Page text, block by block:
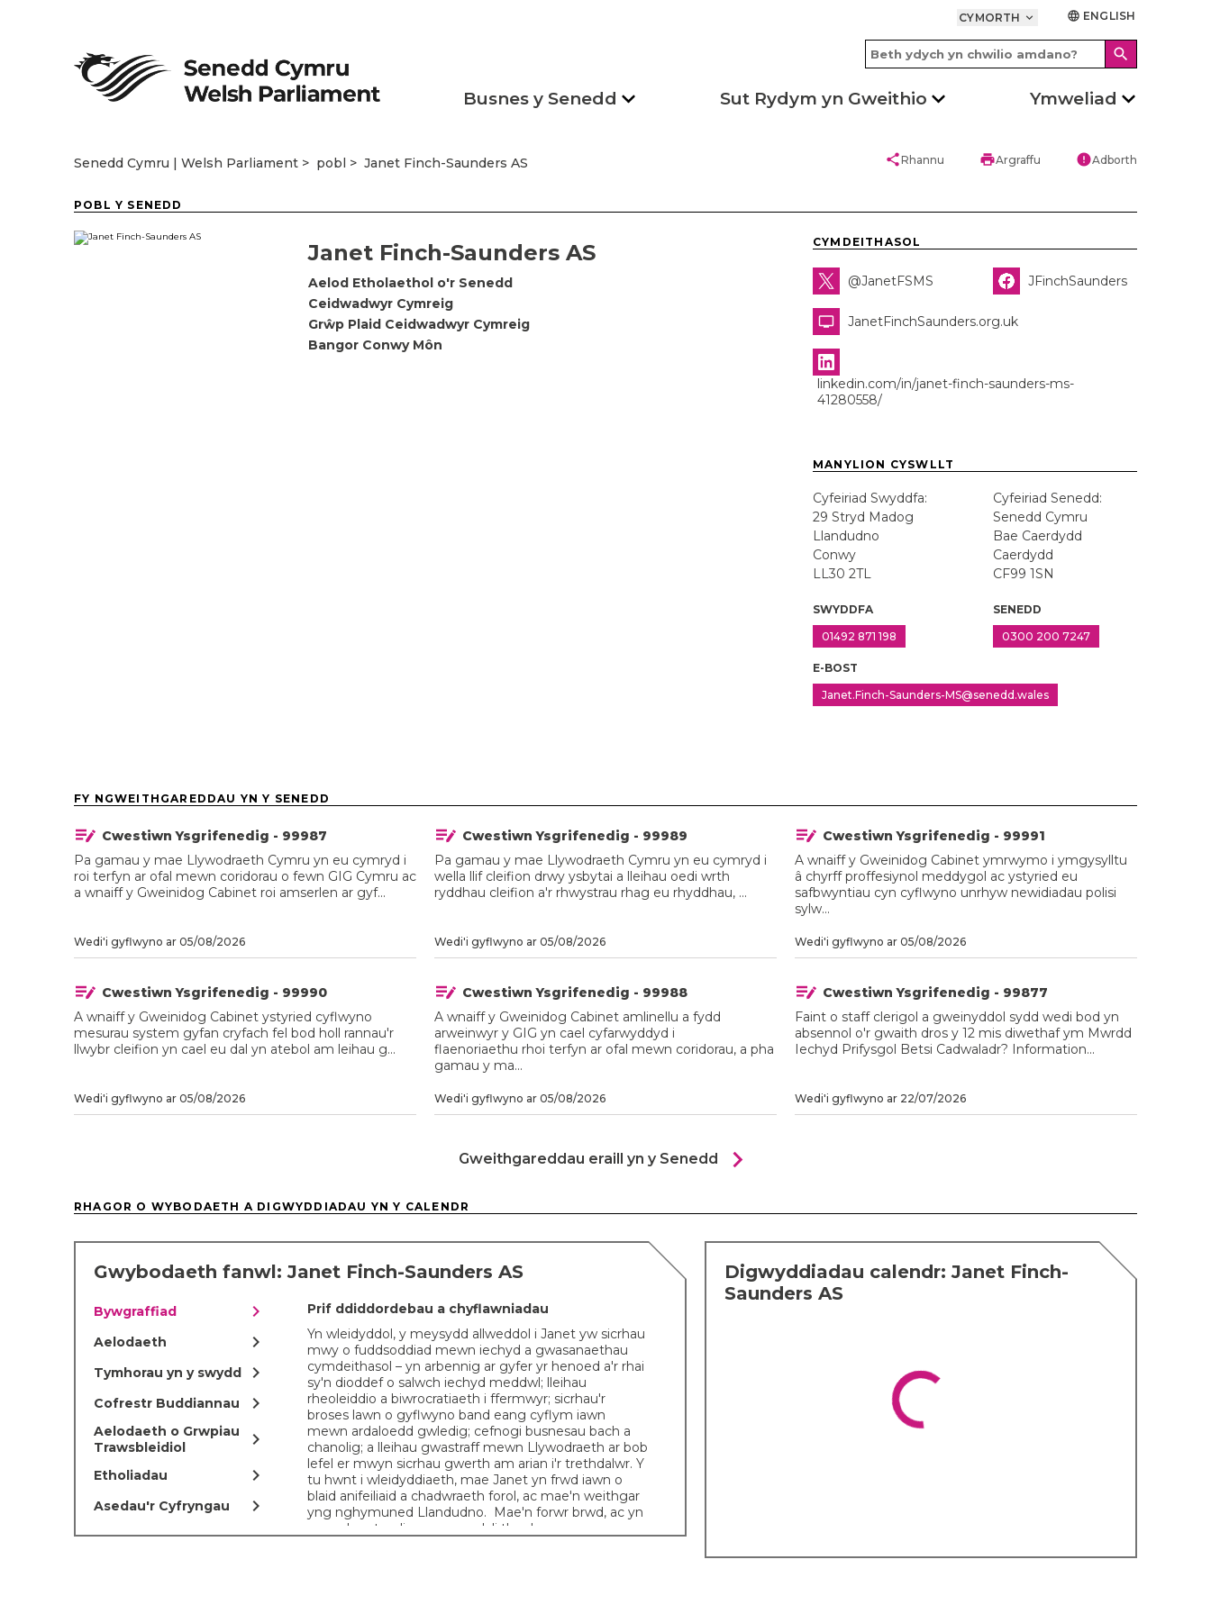
CYMORTH keyboard_arrow_down language ENGLISH
search
Busnes y Senedd Sut Rydym yn Gweithio Ymweliad
Senedd Cymru | Welsh Parliament pobl Janet Finch-Saunders AS shareRhannu printArgraffu errorAdborth
POBL Y SENEDD
Janet Finch-Saunders AS
Aelod Etholaethol o'r Senedd
Ceidwadwyr Cymreig
Grŵp Plaid Ceidwadwyr Cymreig
Bangor Conwy Môn
CYMDEITHASOL
@JanetFSMS JFinchSaunders
JanetFinchSaunders.org.uk
linkedin.com/in/janet-finch-saunders-ms-
41280558/
MANYLION CYSWLLT
Cyfeiriad Swyddfa:
29 Stryd Madog
Llandudno
Conwy
LL30 2TL
SWYDDFA
01492 871 198
Cyfeiriad Senedd:
Senedd Cymru
Bae Caerdydd
Caerdydd
CF99 1SN
SENEDD
0300 200 7247
E-BOST
Janet.Finch-Saunders-MS@senedd.wales
FY NGWEITHGAREDDAU YN Y SENEDD
Cwestiwn Ysgrifenedig - 99987
Pa gamau y mae Llywodraeth Cymru yn eu cymryd i
roi terfyn ar ofal mewn coridorau o fewn GIG Cymru ac
a wnaiff y Gweinidog Cabinet roi amserlen ar gyf...
Wedi'i gyflwyno ar 05/08/2026
Cwestiwn Ysgrifenedig - 99989
Pa gamau y mae Llywodraeth Cymru yn eu cymryd i
wella llif cleifion drwy ysbytai a lleihau oedi wrth
ryddhau cleifion a'r rhwystrau rhag eu rhyddhau, ...
Wedi'i gyflwyno ar 05/08/2026
Cwestiwn Ysgrifenedig - 99991
A wnaiff y Gweinidog Cabinet ymrwymo i ymgysylltu
â chyrff proffesiynol meddygol ac ystyried eu
safbwyntiau cyn cyflwyno unrhyw newidiadau polisi
sylw...
Wedi'i gyflwyno ar 05/08/2026
Cwestiwn Ysgrifenedig - 99990
A wnaiff y Gweinidog Cabinet ystyried cyflwyno
mesurau system gyfan cryfach fel bod holl rannau'r
llwybr cleifion yn cael eu dal yn atebol am leihau g...
Wedi'i gyflwyno ar 05/08/2026
Cwestiwn Ysgrifenedig - 99988
A wnaiff y Gweinidog Cabinet amlinellu a fydd
arweinwyr y GIG yn cael cyfarwyddyd i
flaenoriaethu rhoi terfyn ar ofal mewn coridorau, a pha
gamau y ma...
Wedi'i gyflwyno ar 05/08/2026
Cwestiwn Ysgrifenedig - 99877
Faint o staff clerigol a gweinyddol sydd wedi bod yn
absennol o'r gwaith dros y 12 mis diwethaf ym Mwrdd
Iechyd Prifysgol Betsi Cadwaladr? Information...
Wedi'i gyflwyno ar 22/07/2026
Gweithgareddau eraill yn y Senedd chevron_right
RHAGOR O WYBODAETH A DIGWYDDIADAU YN Y CALENDR
Gwybodaeth fanwl: Janet Finch-Saunders AS
Bywgraffiad chevron_right
Aelodaeth chevron_right
Tymhorau yn y swydd chevron_right
Cofrestr Buddiannau chevron_right
Aelodaeth o Grwpiau
Trawsbleidiol
chevron_right
Etholiadau chevron_right
Asedau'r Cyfryngau chevron_right
Prif ddiddordebau a chyflawniadau
Yn wleidyddol, y meysydd allweddol i Janet yw sicrhau
mwy o fuddsoddiad mewn iechyd a gwasanaethau
cymdeithasol – yn arbennig ar gyfer yr henoed a'r rhai
sy'n dioddef o salwch iechyd meddwl; lleihau
rheoleiddio a biwrocratiaeth i ffermwyr; sicrhau'r
broses lawn o gyflwyno band eang cyflym iawn
mewn ardaloedd gwledig; cefnogi busnesau bach a
chanolig; a lleihau gwastraff mewn Llywodraeth ar bob
lefel er mwyn sicrhau gwerth am arian i'r trethdalwr. Y
tu hwnt i wleidyddiaeth, mae Janet yn frwd iawn o
blaid anifeiliaid a chadwraeth forol, ac mae'n weithgar
yng nghymuned Llandudno.
Mae'n forwr brwd, ac yn
mwynhau treulio amser gyda'i theulu.
Digwyddiadau calendr: Janet Finch-
Saunders AS